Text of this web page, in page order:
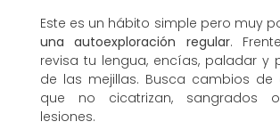
Este es un hábito simple pero muy
una autoexploración regular.
revisa tu lengua, encías, paladar y
de las mejillas. Busca cambios de
que no cicatrizan, sangrados
lesiones.